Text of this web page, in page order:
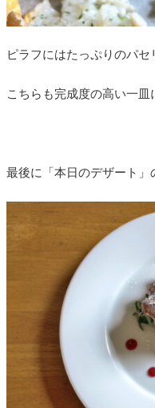
ピラフにはたっぷりのパセ
こちらも完成度の高い一皿
最後に「本日のデザート」